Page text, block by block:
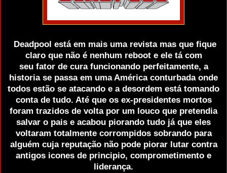
Deadpool está em mais uma revista mas que fique
claro que não é nenhum reboot e ele tá com
seu fator de cura funcionando perfeitamente, a
historia se passa em uma América conturbada onde
todos estão se atacando e a desordem está tomando
conta de tudo. Até que os ex-presidentes mortos
foram trazidos de volta por um louco que pretendia
salvar o pais e acabou piorando tudo já que eles
voltaram totalmente corrompidos sobrando para
alguém cuja reputação não pode piorar lutar contra
antigos icones de principio, comprometimento e
liderança.